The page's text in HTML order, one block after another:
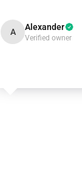
A Alexander
Verified owner